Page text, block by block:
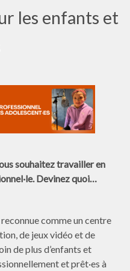
les enfants et
souhaitez travailler en
Devinez quoi…
comme un centre
de jeux vidéo et de
de plus d’enfants et
et prêt·es à